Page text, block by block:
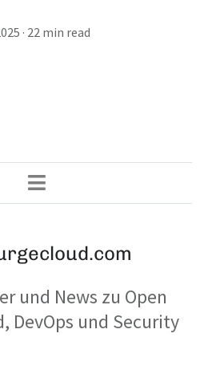
· 22 min read
und News zu Open
DevOps und Security